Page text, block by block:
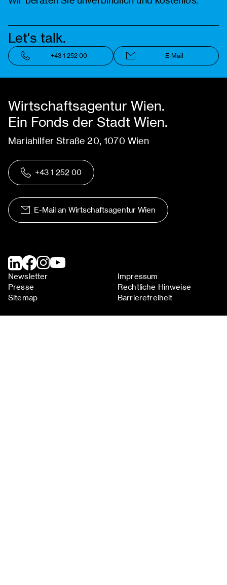
Let's talk.
+43 1 252 00 E-Mail
Wirtschaftsagentur Wien.
Ein Fonds der Stadt Wien.
Mariahilfer Straße 20, 1070 Wien
+43 1 252 00
E-Mail an Wirtschaftsagentur Wien
Newsletter
Impressum
Presse
Rechtliche Hinweise
Sitemap
Barrierefreiheit